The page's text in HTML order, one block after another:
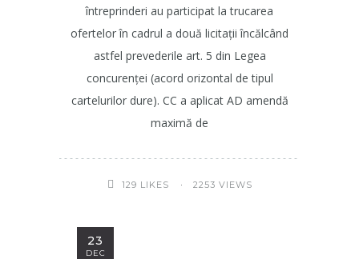
întreprinderi au participat la trucarea
ofertelor în cadrul a două licitații încălcând
astfel prevederile art. 5 din Legea
concurenței (acord orizontal de tipul
cartelurilor dure). CC a aplicat AD amendă
maximă de
129 LIKES 2253 VIEWS
23
DEC